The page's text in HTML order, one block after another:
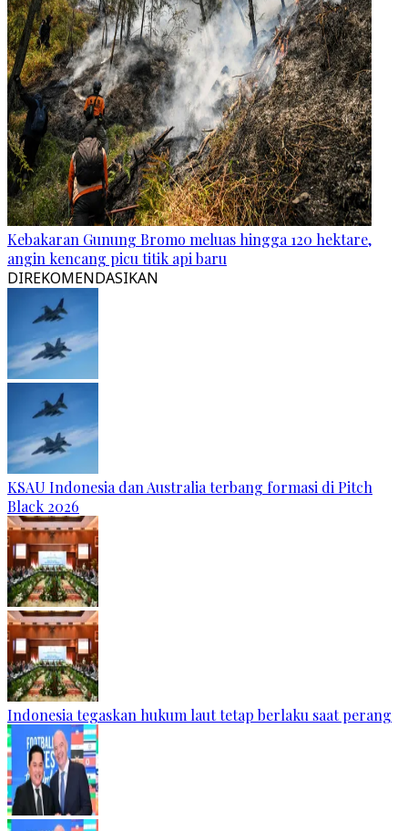
Kebakaran Gunung Bromo meluas hingga 120 hektare,
angin kencang picu titik api baru
DIREKOMENDASIKAN
KSAU Indonesia dan Australia terbang formasi di Pitch
Black 2026
Indonesia tegaskan hukum laut tetap berlaku saat perang